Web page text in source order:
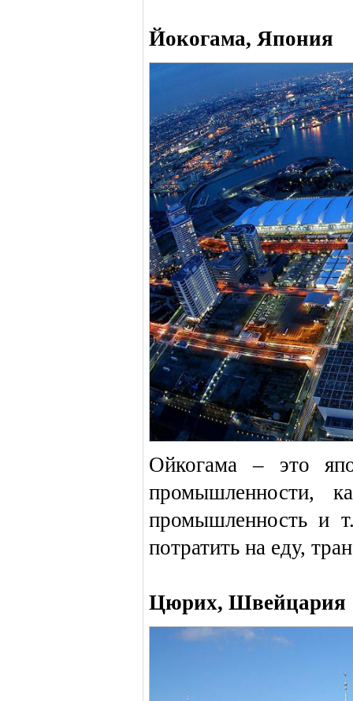
Йокогама, Япония
Ойкогама – это
промышленности,
промышленность и
потратить на еду,
Цюрих, Швейцария